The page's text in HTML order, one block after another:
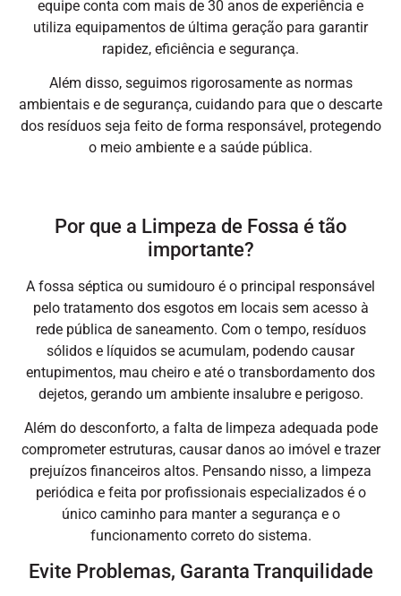
equipe conta com mais de 30 anos de experiência e
utiliza equipamentos de última geração para garantir
rapidez, eficiência e segurança.
Além disso, seguimos rigorosamente as normas
ambientais e de segurança, cuidando para que o descarte
dos resíduos seja feito de forma responsável, protegendo
o meio ambiente e a saúde pública.
Por que a Limpeza de Fossa é tão
importante?
A fossa séptica ou sumidouro é o principal responsável
pelo tratamento dos esgotos em locais sem acesso à
rede pública de saneamento. Com o tempo, resíduos
sólidos e líquidos se acumulam, podendo causar
entupimentos, mau cheiro e até o transbordamento dos
dejetos, gerando um ambiente insalubre e perigoso.
Além do desconforto, a falta de limpeza adequada pode
comprometer estruturas, causar danos ao imóvel e trazer
prejuízos financeiros altos. Pensando nisso, a limpeza
periódica e feita por profissionais especializados é o
único caminho para manter a segurança e o
funcionamento correto do sistema.
Evite Problemas, Garanta Tranquilidade